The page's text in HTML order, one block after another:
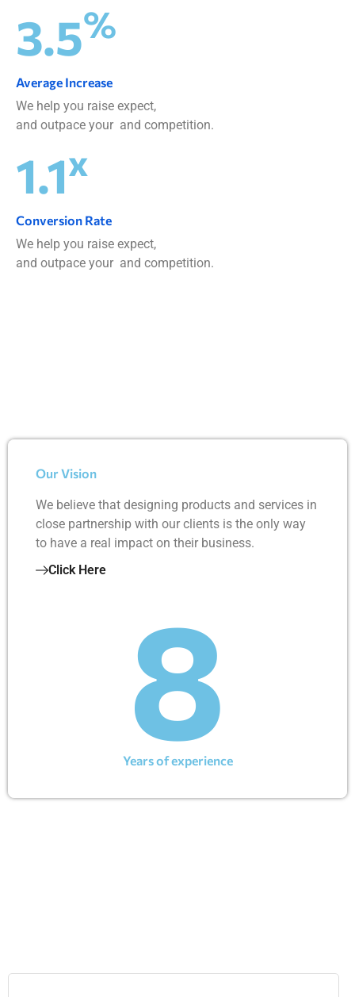
3.5%
Average Increase
We help you raise expect,
and outpace your and competition.
1.1x
Conversion Rate
We help you raise expect,
and outpace your and competition.
Our Vision
We believe that designing products and services in
close partnership with our clients is the only way
to have a real impact on their business.
Click Here
8
Years of experience